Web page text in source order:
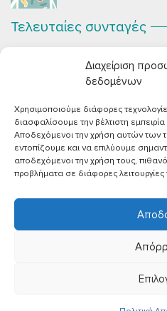
Διαχείριση
δεδομένων
Χρησιμοποιούμε διάφορες
διασφαλίσουμε την βέλτιστη
Αποδεχόμενοι την χρήση αυτών των
εντοπίζουμε και να επιλύουμε
αποδεχόμενοι την χρήση τους,
προβλήματα σε διάφορες
Τελευταίες συνταγές
Μια μους σοκολάτας
συστήσουμε...
Vegan Χωριάτικη
ΙΟΎΝ 26
Καλοκαίρι, ζεστάρα
μεγαλώσει με αυτό
Πικάντικες πέννες
ΙΟΎΝ 18